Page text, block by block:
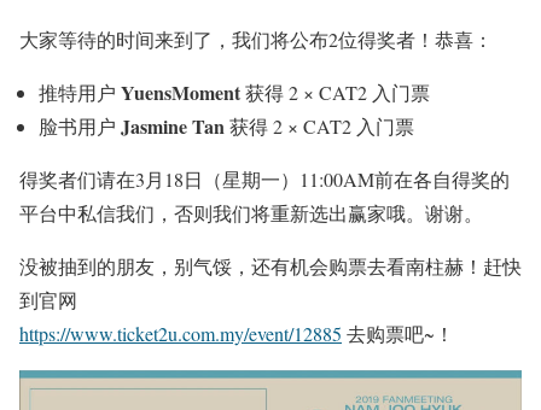
大家等待的时间来到了，我们将公布2位得奖者！恭喜：
推特用户 YuensMoment获得 2 × CAT2 入门票
脸书用户 Jasmine Tan获得 2 × CAT2 入门票
得奖者们请在3月18日（星期一）11:00AM前在各自得奖的
平台中私信我们，否则我们将重新选出赢家哦。谢谢。
没被抽到的朋友，别气馁，还有机会购票去看南柱赫！赶快
到官网
https://www.ticket2u.com.my/event/12885 去购票吧~！